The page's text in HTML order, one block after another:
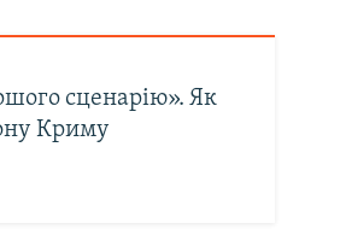
сценарію». Як
Криму